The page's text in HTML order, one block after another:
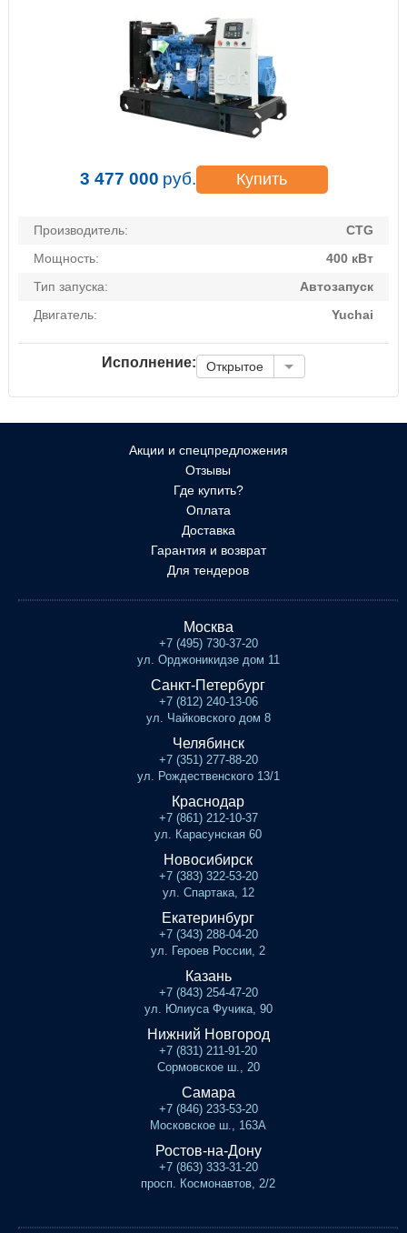
3 477 000 руб. Купить
Производитель:
CTG
Мощность:
400 кВт
Тип запуска:
Автозапуск
Двигатель:
Yuchai
Исполнение: Открытое
Акции и спецпредложения
Отзывы
Где купить?
Оплата
Доставка
Гарантия и возврат
Для тендеров
Москва
+7 (495) 730-37-20
ул. Орджоникидзе дом 11
Санкт-Петербург
+7 (812) 240-13-06
ул. Чайковского дом 8
Челябинск
+7 (351) 277-88-20
ул. Рождественского 13/1
Краснодар
+7 (861) 212-10-37
ул. Карасунская 60
Новосибирск
+7 (383) 322-53-20
ул. Спартака, 12
Екатеринбург
+7 (343) 288-04-20
ул. Героев России, 2
Казань
+7 (843) 254-47-20
ул. Юлиуса Фучика, 90
Нижний Новгород
+7 (831) 211-91-20
Сормовское ш., 20
Самара
+7 (846) 233-53-20
Московское ш., 163А
Ростов-на-Дону
+7 (863) 333-31-20
просп. Космонавтов, 2/2